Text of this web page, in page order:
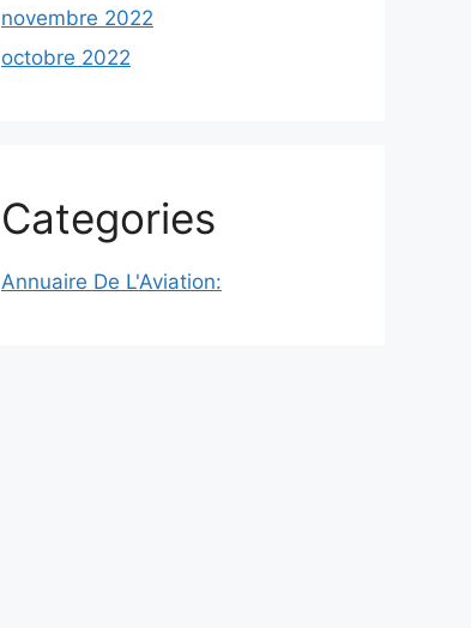
novembre 2022
octobre 2022
Categories
Annuaire De L'Aviation: